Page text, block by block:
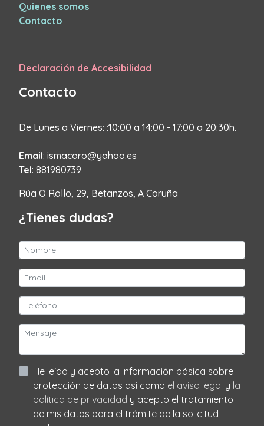
Quienes somos
Contacto
Declaración de Accesibilidad
Contacto
De Lunes a Viernes: :10:00 a 14:00 - 17:00 a 20:30h.
Email: ismacoro@yahoo.es
Tel: 881980739
Rúa O Rollo, 29, Betanzos, A Coruña
¿Tienes dudas?
He leído y acepto la información básica sobre
protección de datos asi como el aviso legal y la
política de privacidad y acepto el tratamiento
de mis datos para el trámite de la solicitud